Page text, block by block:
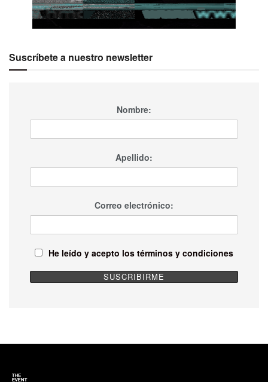
Suscríbete a nuestro newsletter
Nombre:
Apellido:
Correo electrónico:
He leído y acepto los términos y condiciones